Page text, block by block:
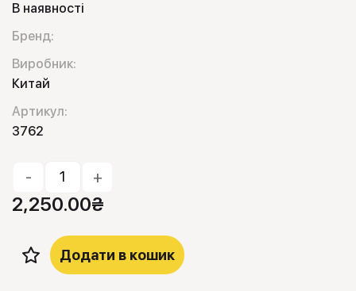
В наявності
Бренд:
Виробник:
Китай
Артикул:
3762
- +
2,250.00₴
Додати в кошик